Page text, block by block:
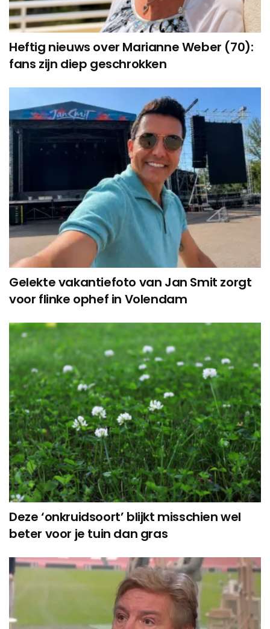
Heftig nieuws over Marianne Weber (70):
fans zijn diep geschrokken
Gelekte vakantiefoto van Jan Smit zorgt
voor flinke ophef in Volendam
Deze ‘onkruidsoort’ blijkt misschien wel
beter voor je tuin dan gras